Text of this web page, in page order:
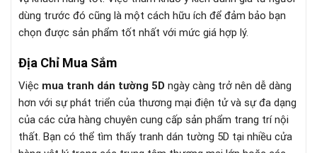
dùng trước đó cũng là một cách hữu ích để đảm bảo bạn
chọn được sản phẩm tốt nhất với mức giá hợp lý.
Địa Chỉ Mua Sắm
Việc mua tranh dán tường 5D ngày càng trở nên dễ dàng
hơn với sự phát triển của thương mại điện tử và sự đa dạng
của các cửa hàng chuyên cung cấp sản phẩm trang trí nội
thất. Bạn có thể tìm thấy tranh dán tường 5D tại nhiều cửa